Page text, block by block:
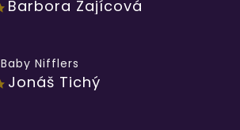
Barbora Zajícová
Nifflers
Jonáš Tichý